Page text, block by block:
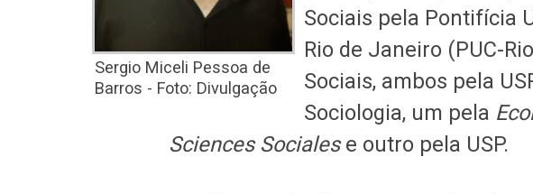
Sergio Miceli Pessoa de
Barros - Foto: Divulgação
Sociais pela Pontifícia
Rio de Janeiro (PUC-
Sociais, ambos pela
Sociologia, um pela
Sciences Socialese outro pela USP.